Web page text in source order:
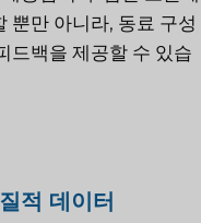
뿐만 아니라, 동료 구성
드백을 제공할 수 있습
적 데이터